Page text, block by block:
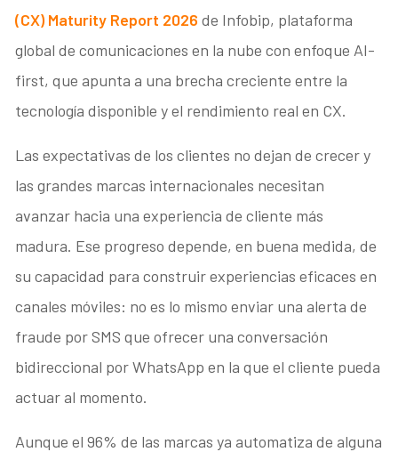
(CX) Maturity Report 2026 de Infobip, plataforma
global de comunicaciones en la nube con enfoque AI-
first, que apunta a una brecha creciente entre la
tecnología disponible y el rendimiento real en CX.
Las expectativas de los clientes no dejan de crecer y
las grandes marcas internacionales necesitan
avanzar hacia una experiencia de cliente más
madura. Ese progreso depende, en buena medida, de
su capacidad para construir experiencias eficaces en
canales móviles: no es lo mismo enviar una alerta de
fraude por SMS que ofrecer una conversación
bidireccional por WhatsApp en la que el cliente pueda
actuar al momento.
Aunque el 96% de las marcas ya automatiza de alguna